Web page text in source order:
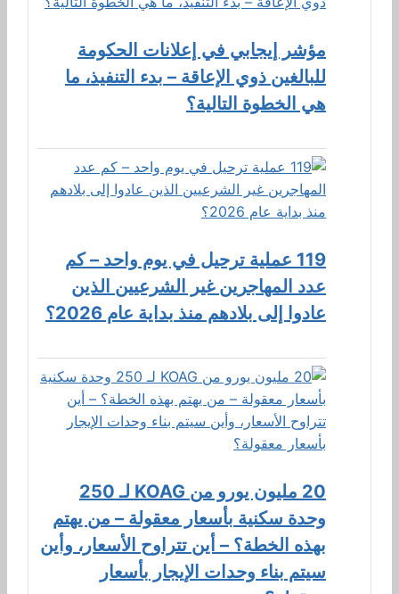
مؤشر إيجابي في إعلانات الحكومة
للبالغين ذوي الإعاقة – بدء التنفيذ، ما
هي الخطوة التالية؟
119 عملية ترحيل في يوم واحد – كم
عدد المهاجرين غير الشرعيين الذين
عادوا إلى بلادهم منذ بداية عام 2026؟
20 مليون يورو من KOAG لـ 250
وحدة سكنية بأسعار معقولة – من يهتم
بهذه الخطة؟ – أين تتراوح الأسعار، وأين
سيتم بناء وحدات الإيجار بأسعار